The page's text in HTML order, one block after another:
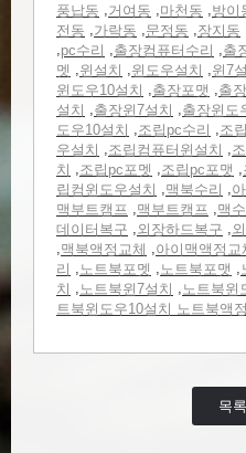
풍납동 ,거여동 ,마천동 ,방이
전동 ,가락동 ,문정동 ,장지동
,pc수리 ,출장컴퓨터수리 ,출
멧 ,윈설치 ,윈도우설치 ,윈7
윈도우10설치 ,출장포맷 ,출
설치 ,출장윈7설치 ,출장윈도
도우10설치 ,조립pc수리 ,조
우설치 ,조립컴퓨터윈설치 ,
치 ,조립pc포멧 ,조립pc포맷 ,
립컴윈도우설치 ,맥북수리 ,
맥부트캠프 ,맥부트캠프 ,맥
데이터복구 ,외장하드복구 ,
,맥북액정교체 ,아이맥액정교
리 ,노트북포멧 ,노트북포맷 ,
치 ,노트북윈7설치 ,노트북윈
트북윈도우10설치 노트북액
목